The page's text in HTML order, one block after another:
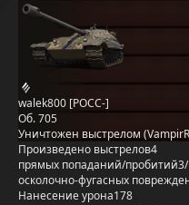
walek800 [POCC-]
Об. 705
Уничтожен выстрелом
Произведено выстрелов4
прямых попаданий/пробитий
осколочно-фугасных
Нанесение урона178